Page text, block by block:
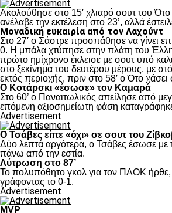
Ακολούθησε στο 15′ χλιαρό σουτ του
ανέλαβε την εκτέλεση στο 23’, αλλά
Μοναδική ευκαιρία από τον Λαχούντ
Στο 27′ ο Σάστρε προσπάθησε να γίνει
0. Η μπάλα χτύπησε στην πλάτη του
πρώτο ημίχρονο έκλεισε με σουτ υπό
στο ξεκίνημα του δευτέρου μέρους, με
εκτός περιοχής, πριν στο 58′ ο Ότο
Ο Κοτάρσκι «έσωσε» τον Καμαρά
Στο 60’ ο Παναιτωλικός απείλησε από
επόμενη αξιοσημείωτη φάση
Advertisement
Ο Τσάβες είπε «όχι» σε σουτ του
Δύο λεπτά αργότερα, ο Τσάβες έσωσε με
πάνω από την εστία.
Λύτρωση στο 87’
Το πολυπόθητο γκολ για τον ΠΑΟΚ ήρθε,
γράφοντας το 0-1.
Advertisement
MVP